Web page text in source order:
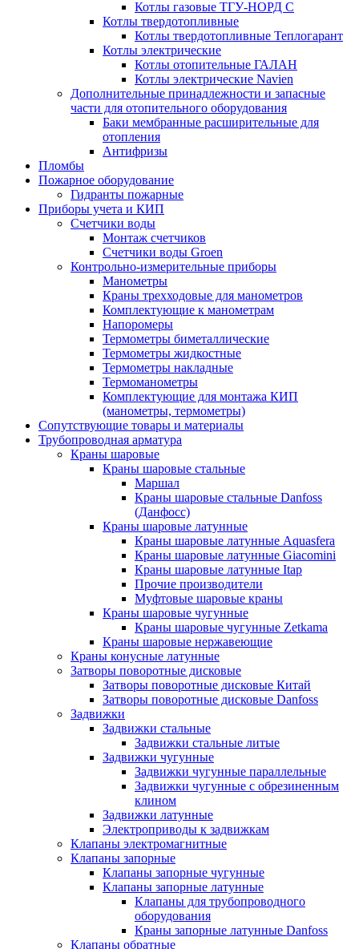
Котлы газовые ТГУ-НОРД С
Котлы твердотопливные
Котлы твердотопливные Теплогарант
Котлы электрические
Котлы отопительные ГАЛАН
Котлы электрические Navien
Дополнительные принадлежности и запасные
части для отопительного оборудования
Баки мембранные расширительные для
отопления
Антифризы
Пломбы
Пожарное оборудование
Гидранты пожарные
Приборы учета и КИП
Счетчики воды
Монтаж счетчиков
Счетчики воды Groen
Контрольно-измерительные приборы
Манометры
Краны трехходовые для манометров
Комплектующие к манометрам
Напоромеры
Термометры биметаллические
Термометры жидкостные
Термометры накладные
Термоманометры
Комплектующие для монтажа КИП
(манометры, термометры)
Сопутствующие товары и материалы
Трубопроводная арматура
Краны шаровые
Краны шаровые стальные
Маршал
Краны шаровые стальные Danfoss
(Данфосс)
Краны шаровые латунные
Краны шаровые латунные Aquasfera
Краны шаровые латунные Giacomini
Краны шаровые латунные Itap
Прочие производители
Муфтовые шаровые краны
Краны шаровые чугунные
Краны шаровые чугунные Zetkama
Краны шаровые нержавеющие
Краны конусные латунные
Затворы поворотные дисковые
Затворы поворотные дисковые Китай
Затворы поворотные дисковые Danfoss
Задвижки
Задвижки стальные
Задвижки стальные литые
Задвижки чугунные
Задвижки чугунные параллельные
Задвижки чугунные с обрезиненным
клином
Задвижки латунные
Электроприводы к задвижкам
Клапаны электромагнитные
Клапаны запорные
Клапаны запорные чугунные
Клапаны запорные латунные
Клапаны для трубопроводного
оборудования
Краны запорные латунные Danfoss
Клапаны обратные